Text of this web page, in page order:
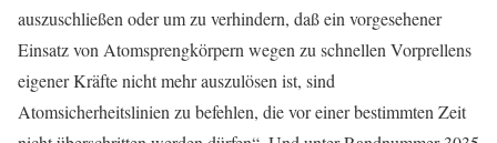
auszuschließen oder um zu verhindern, daß ein vorgesehener
Einsatz von Atomsprengkörpern wegen zu schnellen Vorprellens
eigener Kräfte nicht mehr auszulösen ist, sind
Atomsicherheitslinien zu befehlen, die vor einer bestimmten Zeit